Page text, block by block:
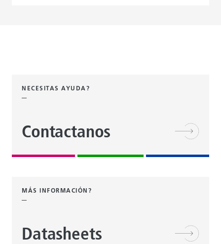
NECESITAS AYUDA?
Contactanos
MÁS INFORMACIÓN?
Datasheets